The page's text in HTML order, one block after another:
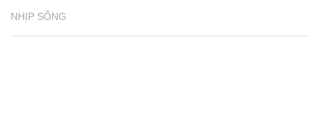
NHỊP SỐNG